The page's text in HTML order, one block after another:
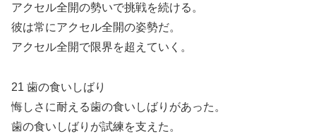
アクセル全開の勢いで挑戦を続ける。
彼は常にアクセル全開の姿勢だ。
アクセル全開で限界を超えていく。
21 歯の食いしばり
悔しさに耐える歯の食いしばりがあった。
歯の食いしばりが試練を支えた。